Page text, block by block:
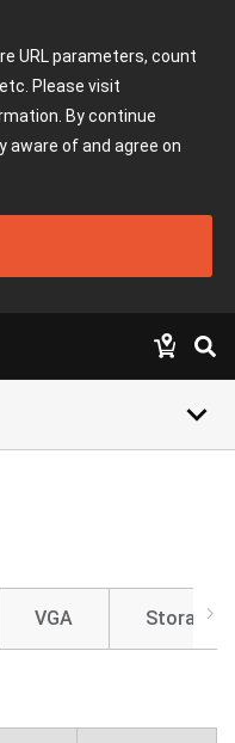
URL parameters, count
Please visit
By continue
aware of and agree on
keyboard_arrow_down
VGA Storage